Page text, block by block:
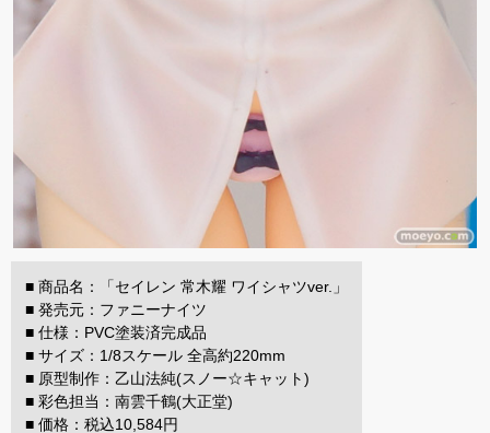
■ 商品名：「セイレン 常木耀 ワイシャツver.」
■ 発売元：ファニーナイツ
■ 仕様：PVC塗装済完成品
■ サイズ：1/8スケール 全高約220mm
■ 原型制作：乙山法純(スノー☆キャット)
■ 彩色担当：南雲千鶴(大正堂)
■ 価格：税込10,584円